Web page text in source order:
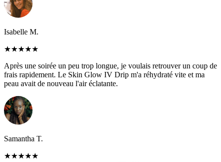
Isabelle M.
★★★★★
Après une soirée un peu trop longue, je voulais retrouver un coup de
frais rapidement. Le Skin Glow IV Drip m'a réhydraté vite et ma
peau avait de nouveau l'air éclatante.
Samantha T.
★★★★★